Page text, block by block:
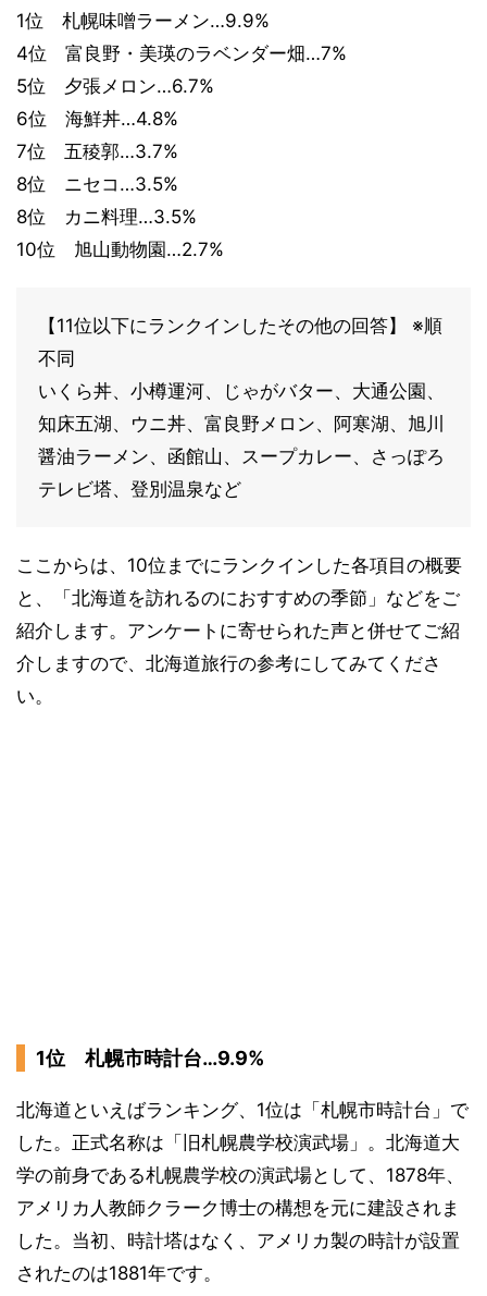
1位 札幌味噌ラーメン…9.9%
4位 富良野・美瑛のラベンダー畑…7%
5位 夕張メロン…6.7%
6位 海鮮丼…4.8%
7位 五稜郭…3.7%
8位 ニセコ…3.5%
8位 カニ料理…3.5%
10位 旭山動物園…2.7%
【11位以下にランクインしたその他の回答】 ※順
不同
いくら丼、小樽運河、じゃがバター、大通公園、
知床五湖、ウニ丼、富良野メロン、阿寒湖、旭川
醤油ラーメン、函館山、スープカレー、さっぽろ
テレビ塔、登別温泉など
ここからは、10位までにランクインした各項目の概要
と、「北海道を訪れるのにおすすめの季節」などをご
紹介します。アンケートに寄せられた声と併せてご紹
介しますので、北海道旅行の参考にしてみてくださ
い。
1位 札幌市時計台…9.9%
北海道といえばランキング、1位は「札幌市時計台」で
した。正式名称は「旧札幌農学校演武場」。北海道大
学の前身である札幌農学校の演武場として、1878年、
アメリカ人教師クラーク博士の構想を元に建設されま
した。当初、時計塔はなく、アメリカ製の時計が設置
されたのは1881年です。